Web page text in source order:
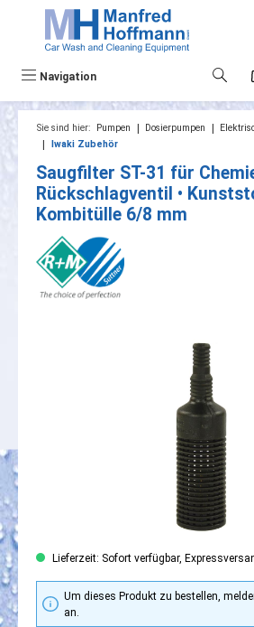
springen
Navigation
Sie sind hier: Pumpen | Dosierpumpen |
| Iwaki Zubehör
Saugfilter ST-31 für
Rückschlagventil •
Kombitülle 6/8 mm
Lieferzeit: Sofort verfügbar,
Um dieses Produkt zu bestellen,
an.